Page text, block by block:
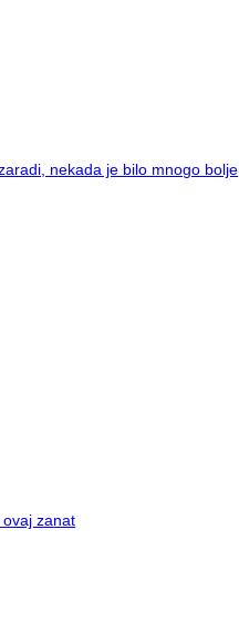
nekada je bilo mnogo bolje
zanat